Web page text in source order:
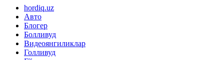
hordiq.uz
Авто
Блогер
Болливуд
Видеоянгиликлар
Голливуд